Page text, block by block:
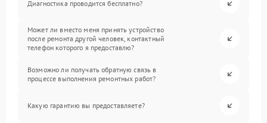
Диагностика проводится бесплатно?
Может ли вместо меня принять устройство
после ремонта другой человек, контактный
телефон которого я предоставлю?
Возможно ли получать обратную связь в
процессе выполнения ремонтных работ?
Какую гарантию вы предоставляете?